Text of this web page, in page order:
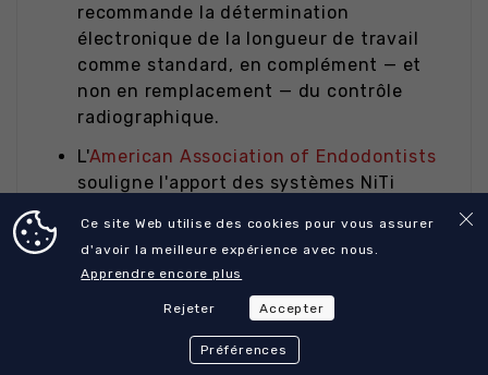
Ce site Web utilise des cookies pour vous assurer
d'avoir la meilleure expérience avec nous.
Apprendre encore plus
Rejeter Accepter
Préférences
recommande la détermination
électronique de la longueur de travail
comme standard, en complément — et
non en remplacement — du contrôle
radiographique.
L'American Association of Endodontists
souligne l'apport des systèmes NiTi
incidents per-opératoires (butées,
transports apicaux, fractures), à
condition d'un respect strict des
paramètres et du nombre d'usages.
Le contrôle de couple et l'auto-reverse